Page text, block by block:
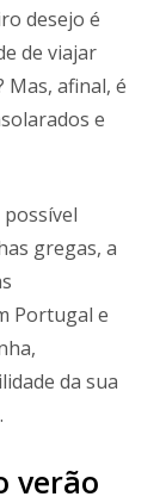
desejo é
de viajar
Mas, afinal, é
e
possível
gregas, a
Portugal e
da sua
verão